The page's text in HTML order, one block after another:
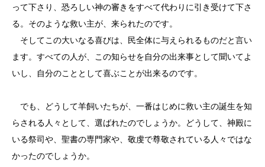
って下さり、恐ろしい神の審きをすべて代わりに引き受けて下さ
る。そのような救い主が、来られたのです。
そしてこの大いなる喜びは、民全体に与えられるものだと言い
ます。すべての人が、この知らせを自分の出来事として聞いてよ
いし、自分のこととして喜ぶことが出来るのです。
でも、どうして羊飼いたちが、一番はじめに救い主の誕生を知
らされる人々として、選ばれたのでしょうか。どうして、神殿に
いる祭司や、聖書の専門家や、敬虔で尊敬されている人々ではな
かったのでしょうか。